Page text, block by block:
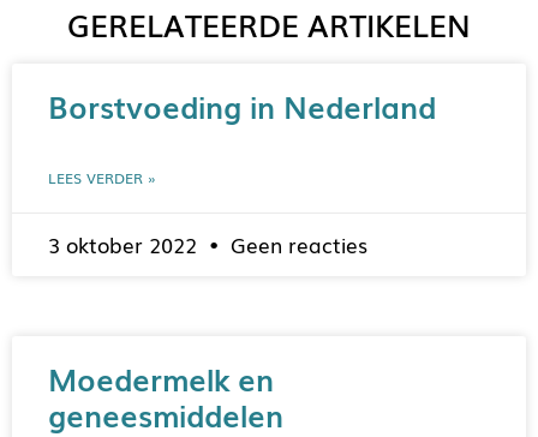
GERELATEERDE ARTIKELEN
Borstvoeding in Nederland
LEES VERDER »
3 oktober 2022 Geen reacties
Moedermelk en
geneesmiddelen